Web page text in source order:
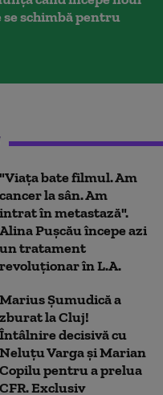
schimbă pentru
"Viața bate filmul. Am
cancer la sân. Am
intrat în metastază".
Alina Pușcău începe azi
un tratament
revoluționar în L.A.
Marius Şumudică a
zburat la Cluj!
Întâlnire decisivă cu
Neluţu Varga şi Marian
Copilu pentru a prelua
CFR. Exclusiv